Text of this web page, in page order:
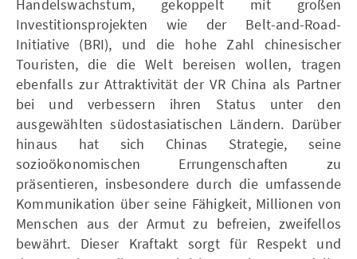
Handelswachstum, gekoppelt mit großen
Investitionsprojekten wie der Belt-and-Road-
Initiative (BRI), und die hohe Zahl chinesischer
Touristen, die die Welt bereisen wollen, tragen
ebenfalls zur Attraktivität der VR China als Partner
bei und verbessern ihren Status unter den
ausgewählten südostasiatischen Ländern. Darüber
hinaus hat sich Chinas Strategie, seine
sozioökonomischen Errungenschaften zu
präsentieren, insbesondere durch die umfassende
Kommunikation über seine Fähigkeit, Millionen von
Menschen aus der Armut zu befreien, zweifellos
bewährt. Dieser Kraftakt sorgt für Respekt und